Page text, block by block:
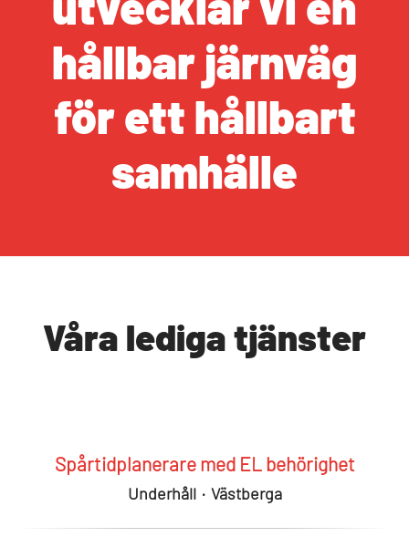
hållbar järnväg
för ett hållbart
samhälle
Våra lediga tjänster
Spårtidplanerare med EL behörighet
Underhåll · Västberga